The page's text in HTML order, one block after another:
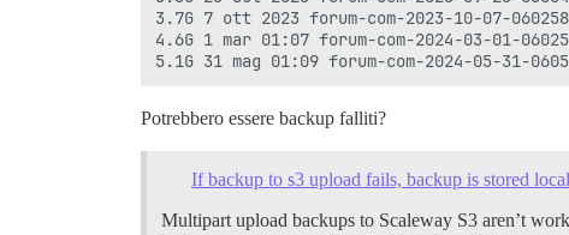
3.7G 7 ott 2023 forum-com-2023-10-07-
4.6G 1 mar 01:07 forum-com-2024-03-01-
Potrebbero essere backup falliti?
If backup to s3 upload fails, backup is stored
Multipart upload backups to Scaleway S3 aren’t